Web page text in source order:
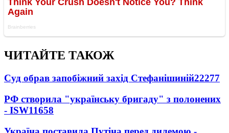
ЧИТАЙТЕ ТАКОЖ
Суд обрав запобіжний захід Стефанішиній22277
РФ створила "українську бригаду" з полонених
- ISW11658